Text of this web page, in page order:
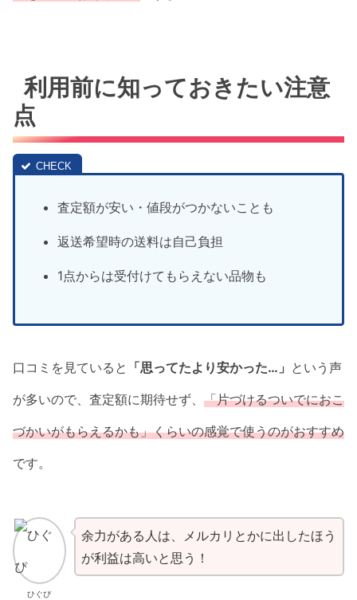
利用前に知っておきたい注意
点
査定額が安い・値段がつかないことも
返送希望時の送料は自己負担
1点からは受付けてもらえない品物も
口コミを見ていると 「思ってたより安かった…」 という声
が多いので、査定額に期待せず、 「片づけるついでにおこ
づかいがもらえるかも」くらいの感覚で使うのがおすすめ
です。
ひぐぴ
余力がある人は、メルカリとかに出したほう
が利益は高いと思う！